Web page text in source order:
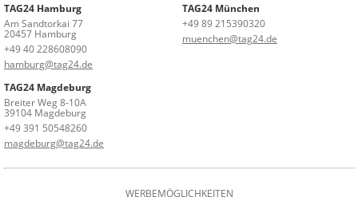
TAG24 Hamburg
Am Sandtorkai 77
20457 Hamburg
+49 40 228608090
hamburg@tag24.de
TAG24 München
+49 89 215390320
muenchen@tag24.de
TAG24 Magdeburg
Breiter Weg 8-10A
39104 Magdeburg
+49 391 50548260
magdeburg@tag24.de
WERBEMÖGLICHKEITEN